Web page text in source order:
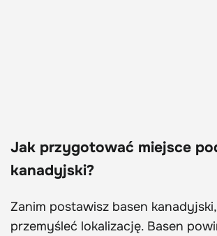
Jak przygotować miejsce
kanadyjski?
Zanim postawisz basen
przemyśleć lokalizację. Basen